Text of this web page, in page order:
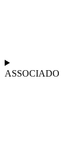
ASSOCIADO